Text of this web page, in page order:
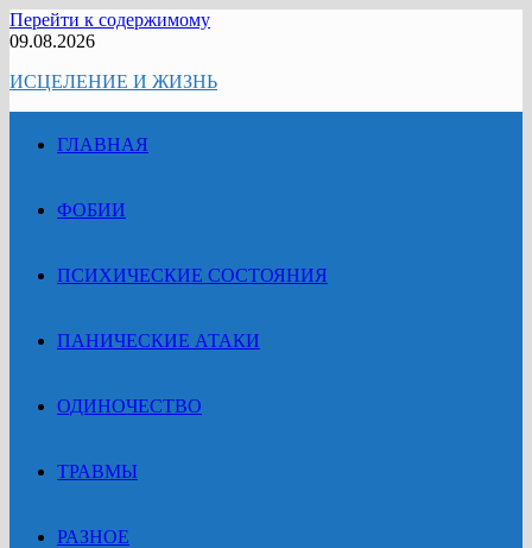
Перейти к содержимому
09.08.2026
ИСЦЕЛЕНИЕ И ЖИЗНЬ
ГЛАВНАЯ
ФОБИИ
ПСИХИЧЕСКИЕ СОСТОЯНИЯ
ПАНИЧЕСКИЕ АТАКИ
ОДИНОЧЕСТВО
ТРАВМЫ
РАЗНОЕ